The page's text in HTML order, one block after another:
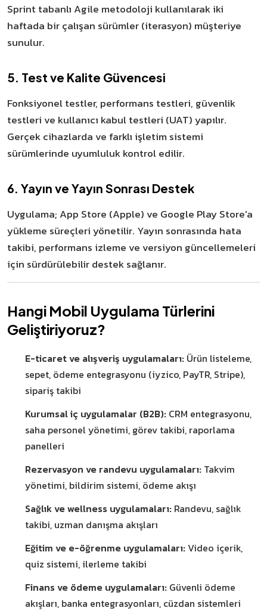
Sprint tabanlı Agile metodoloji kullanılarak iki
haftada bir çalışan sürümler (iterasyon) müşteriye
sunulur.
5. Test ve Kalite Güvencesi
Fonksiyonel testler, performans testleri, güvenlik
testleri ve kullanıcı kabul testleri (UAT) yapılır.
Gerçek cihazlarda ve farklı işletim sistemi
sürümlerinde uyumluluk kontrol edilir.
6. Yayın ve Yayın Sonrası Destek
Uygulama; App Store (Apple) ve Google Play Store'a
yükleme süreçleri yönetilir. Yayın sonrasında hata
takibi, performans izleme ve versiyon güncellemeleri
için sürdürülebilir destek sağlanır.
Hangi Mobil Uygulama Türlerini
Geliştiriyoruz?
E-ticaret ve alışveriş uygulamaları: Ürün listeleme,
sepet, ödeme entegrasyonu (iyzico, PayTR, Stripe),
sipariş takibi
Kurumsal iç uygulamalar (B2B): CRM entegrasyonu,
saha personel yönetimi, görev takibi, raporlama
panelleri
Rezervasyon ve randevu uygulamaları: Takvim
yönetimi, bildirim sistemi, ödeme akışı
Sağlık ve wellness uygulamaları: Randevu, sağlık
takibi, uzman danışma akışları
Eğitim ve e-öğrenme uygulamaları:Video içerik,
quiz sistemi, ilerleme takibi
Finans ve ödeme uygulamaları: Güvenli ödeme
akışları, banka entegrasyonları, cüzdan sistemleri